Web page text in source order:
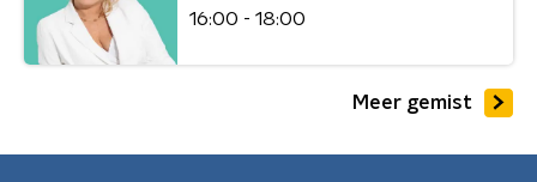
16:00 - 18:00
Meer gemist